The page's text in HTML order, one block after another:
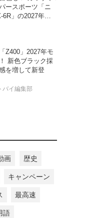
ースポーツ「ニ
」の2027年モ
、2気筒ニンジャ
Z400」2027年モ
新色ブラック採
を増して新登
バイ編集部
画 歴史
キャンペーン
最高速
語